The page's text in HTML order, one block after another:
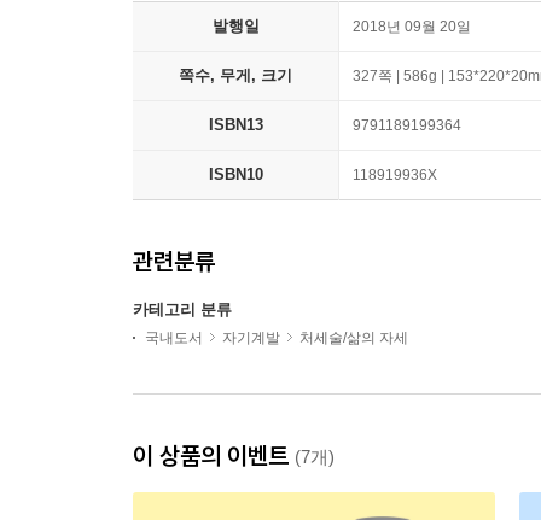
발행일 2018년 09월 20일
쪽수, 무게, 크기 327쪽 | 586g |
ISBN13 9791189199364
ISBN10 118919936X
관련분류
카테고리 분류
국내도서 자기계발 처세술/삶의 자세
이 상품의 이벤트 (7개)